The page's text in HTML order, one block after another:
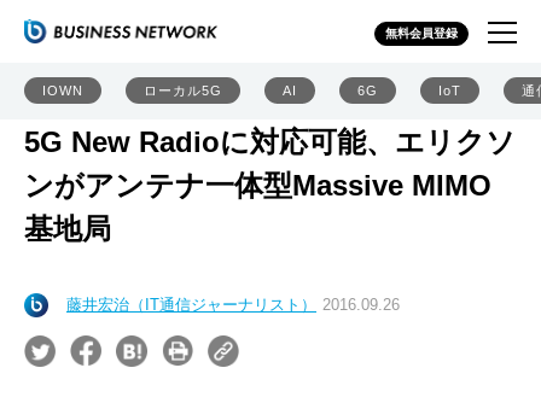
無料会員登録
IOWN ローカル5G AI 6G IoT 通
5G New Radioに対応可能、エリクソ
ンがアンテナ一体型Massive MIMO
基地局
藤井宏治（IT通信ジャーナリスト） 2016.09.26